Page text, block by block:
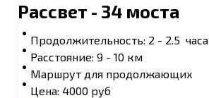
Рассвет - 34 моста
Продолжительность: 2 - 2.5 часа
Расстояние: 9 - 10 км
Маршрут для продолжающих
Цена: 4000 руб